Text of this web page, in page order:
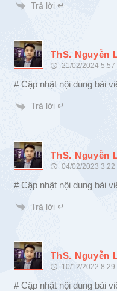
Trả lời ↵
ThS. Nguyễn
21/02/2024 5:57
# Cập nhật nội dung bài
Trả lời ↵
ThS. Nguyễn
04/02/2023 3:22
# Cập nhật nội dung bài
Trả lời ↵
ThS. Nguyễn
10/12/2022 8:29
# Cập nhật nội dung bài